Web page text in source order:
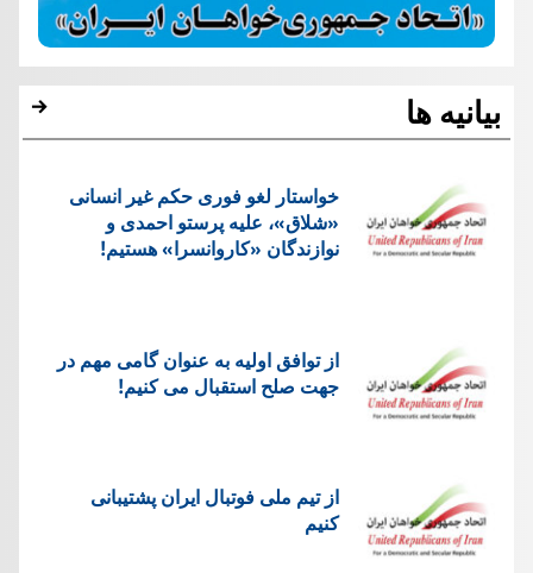
بیانیه ها
خواستار لغو فوری حکم غیر انسانی
«شلاق»، علیه پرستو احمدی و
نوازندگان «کاروانسرا» هستیم!
از توافق اولیه به عنوان گامی مهم در
جهت صلح استقبال می کنیم!
از تیم ملی فوتبال ایران پشتیبانی
کنیم